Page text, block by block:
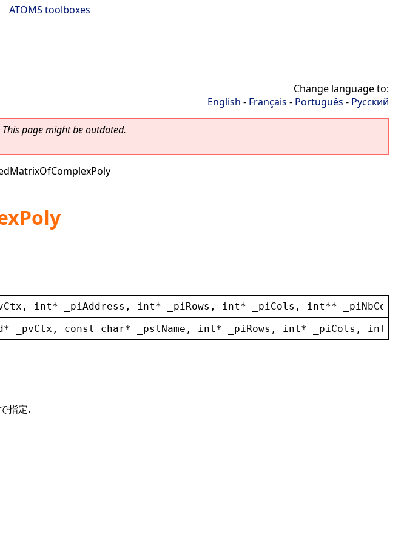
ATOMS toolboxes
Change language to:
English - Français - Português - Русский
This page might be outdated.
, int* _piAddress , int* _piRows , int* _piCols , int** _piNbCoef
* _pvCtx , const char* _pstName , int* _piRows , int* _piCols , int
指定.